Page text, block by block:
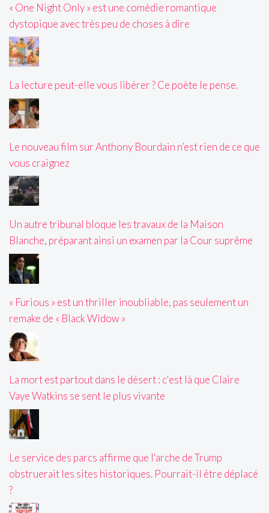
« One Night Only » est une comédie romantique
dystopique avec très peu de choses à dire
La lecture peut-elle vous libérer ? Ce poète le pense.
Le nouveau film sur Anthony Bourdain n’est rien de ce que
vous craignez
Un autre tribunal bloque les travaux de la Maison
Blanche, préparant ainsi un examen par la Cour suprême
« Furious » est un thriller inoubliable, pas seulement un
remake de « Black Widow »
La mort est partout dans le désert : c'est là que Claire
Vaye Watkins se sent le plus vivante
Le service des parcs affirme que l'arche de Trump
obstruerait les sites historiques. Pourrait-il être déplacé
?